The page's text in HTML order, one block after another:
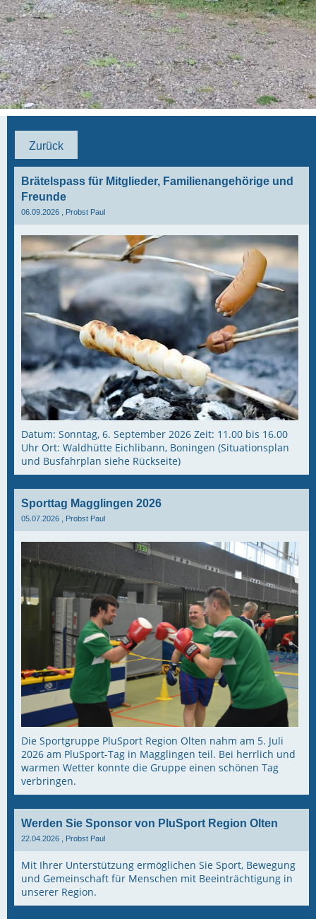
Zurück
Brätelspass für Mitglieder, Familienangehörige und
Freunde
06.09.2026 , Probst Paul
Datum: Sonntag, 6. September 2026 Zeit: 11.00 bis 16.00
Uhr Ort: Waldhütte Eichlibann, Boningen (Situationsplan
und Busfahrplan siehe Rückseite)
Sporttag Magglingen 2026
05.07.2026 , Probst Paul
Die Sportgruppe PluSport Region Olten nahm am 5. Juli
2026 am PluSport-Tag in Magglingen teil. Bei herrlich und
warmen Wetter konnte die Gruppe einen schönen Tag
verbringen.
Werden Sie Sponsor von PluSport Region Olten
22.04.2026 , Probst Paul
Mit Ihrer Unterstützung ermöglichen Sie Sport, Bewegung
und Gemeinschaft für Menschen mit Beeinträchtigung in
unserer Region.